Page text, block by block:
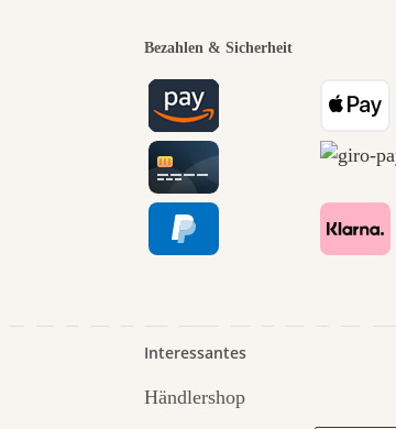
Einer
Wege
Bezahlen & Sicherheit
Interessantes
Händlershop